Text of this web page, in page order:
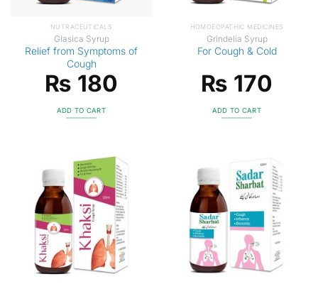
NUTRACEUTICALS
Glasica Syrup
Relief from Symptoms of
Cough
₨ 180
ADD TO CART
HOMOEOPATHIC MEDICINES
Grindelia Syrup
For Cough & Cold
₨ 170
ADD TO CART